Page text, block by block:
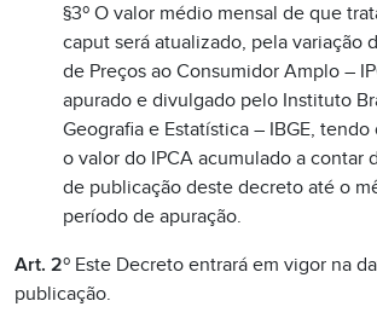
§3º O valor médio mensal de que
caput será atualizado, pela variação
de Preços ao Consumidor Amplo –
apurado e divulgado pelo Instituto
Geografia e Estatística – IBGE,
o valor do IPCA acumulado a contar
de publicação deste decreto até o
período de apuração.
Art. 2º Este Decreto entrará em vigor na
publicação.